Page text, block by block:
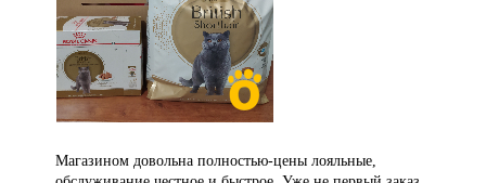
Магазином довольна полностью-цены лояльные,